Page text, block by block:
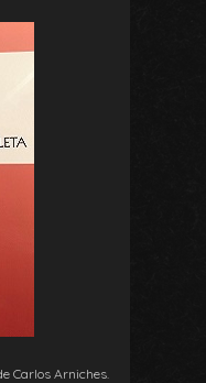
Carlos Arniches.